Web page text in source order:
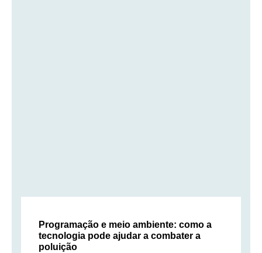
Programação e meio ambiente: como a
tecnologia pode ajudar a combater a
poluição